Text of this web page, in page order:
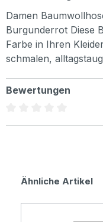
Damen
Burgunderrot Diese
Farbe in Ihren
schmalen,
Bewertungen
Produktgalerie
Ähnliche Artikel